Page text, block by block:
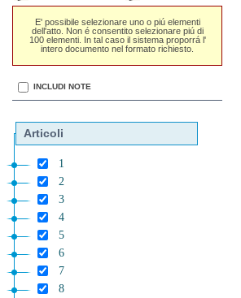
E' possibile selezionare uno o piú elementi
dell'atto. Non é consentito selezionare piú di
100 elementi. In tal caso il sistema proporrá l'
intero documento nel formato richiesto.
INCLUDI NOTE
Articoli
1
2
3
4
5
6
7
8